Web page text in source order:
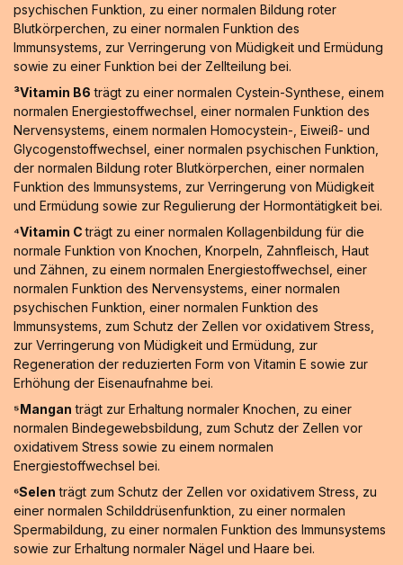
psychischen Funktion, zu einer normalen Bildung roter
Blutkörperchen, zu einer normalen Funktion des
Immunsystems, zur Verringerung von Müdigkeit und Ermüdung
sowie zu einer Funktion bei der Zellteilung bei.
³Vitamin B6 trägt zu einer normalen Cystein-Synthese, einem
normalen Energiestoffwechsel, einer normalen Funktion des
Nervensystems, einem normalen Homocystein-, Eiweiß- und
Glycogenstoffwechsel, einer normalen psychischen Funktion,
der normalen Bildung roter Blutkörperchen, einer normalen
Funktion des Immunsystems, zur Verringerung von Müdigkeit
und Ermüdung sowie zur Regulierung der Hormontätigkeit bei.
⁴Vitamin Cträgt zu einer normalen Kollagenbildung für die
normale Funktion von Knochen, Knorpeln, Zahnfleisch, Haut
und Zähnen, zu einem normalen Energiestoffwechsel, einer
normalen Funktion des Nervensystems, einer normalen
psychischen Funktion, einer normalen Funktion des
Immunsystems, zum Schutz der Zellen vor oxidativem Stress,
zur Verringerung von Müdigkeit und Ermüdung, zur
Regeneration der reduzierten Form von Vitamin E sowie zur
Erhöhung der Eisenaufnahme bei.
⁵Mangan trägt zur Erhaltung normaler Knochen, zu einer
normalen Bindegewebsbildung, zum Schutz der Zellen vor
oxidativem Stress sowie zu einem normalen
Energiestoffwechsel bei.
⁶Selen trägt zum Schutz der Zellen vor oxidativem Stress, zu
einer normalen Schilddrüsenfunktion, zu einer normalen
Spermabildung, zu einer normalen Funktion des Immunsystems
sowie zur Erhaltung normaler Nägel und Haare bei.